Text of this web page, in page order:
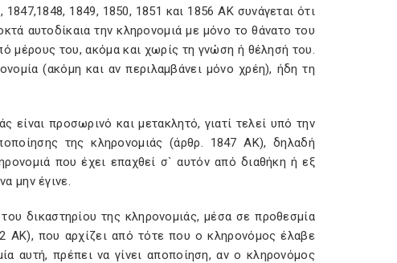
1849, 1850, 1851 και 1856 ΑΚ συνάγεται ότι
αυτοδίκαια την κληρονομιά με μόνο το θάνατο του
μέρους του, ακόμα και χωρίς τη γνώση ή θέλησή του.
(ακόμη και αν περιλαμβάνει μόνο χρέη), ήδη τη
προσωρινό και μετακλητό, γιατί τελεί υπό την
της κληρονομιάς (άρθρ. 1847 ΑΚ), δηλαδή
που έχει επαχθεί σ` αυτόν από διαθήκη ή εξ
μην έγινε.
δικαστηρίου της κληρονομιάς, μέσα σε προθεσμία
που αρχίζει από τότε που ο κληρονόμος έλαβε
αυτή, πρέπει να γίνει αποποίηση, αν ο κληρονόμος